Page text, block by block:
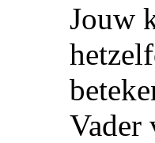
Jouw
Vader